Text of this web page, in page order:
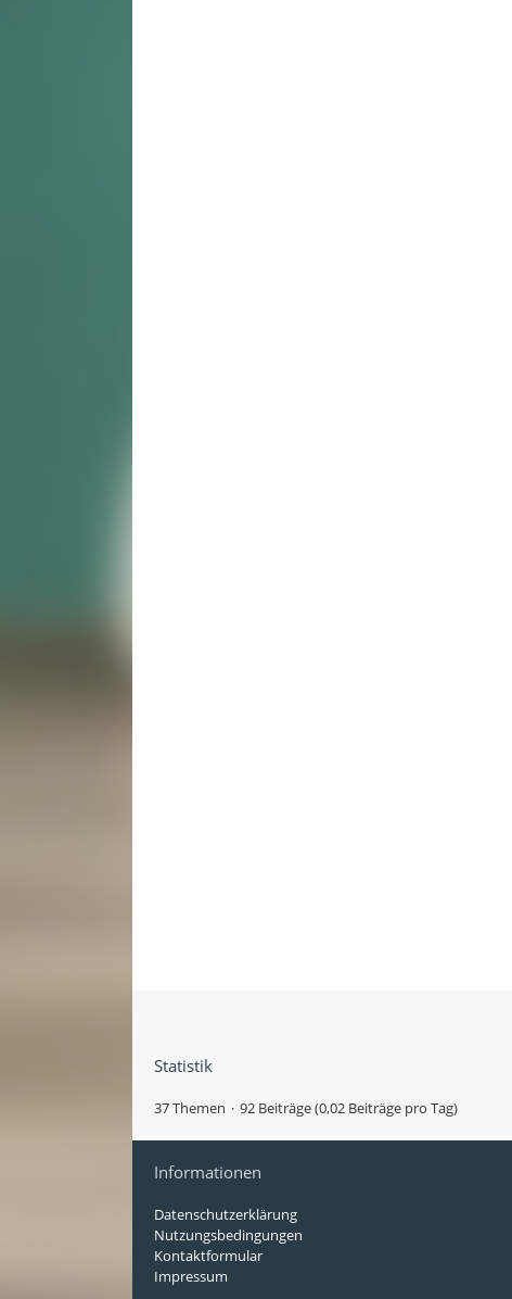
Statistik
37 Themen 92 Beiträge (0,02 Beiträge pro Tag)
Informationen
Datenschutzerklärung
Nutzungsbedingungen
Kontaktformular
Impressum